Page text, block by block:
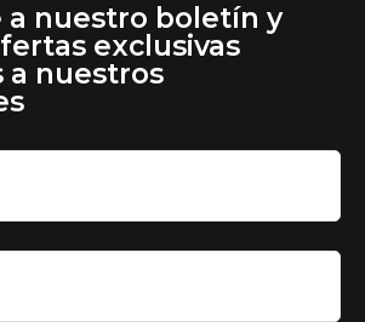
a nuestro boletín y
exclusivas
a nuestros